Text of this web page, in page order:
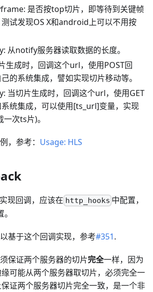
是否按top切片，即等待到关键帧
试发现OS X和android上可以不用按
从notify服务器读取数据的长度。
生成时，回调这个url，使用POST回
的系统集成，譬如实现切片移动等。
当切片生成时，回调这个url，使用GET
统集成，可以使用[ts_url]变量，实现
次ts片)。
，参考： Usage: HLS
实现回调，应该在 http_hooks 中配置，
基于这个回调实现，参考#351.
保证两个服务器的切片完全一样，因为
可能从两个服务器取切片，必须完全一
证两个服务器切片完全一致，是一个非